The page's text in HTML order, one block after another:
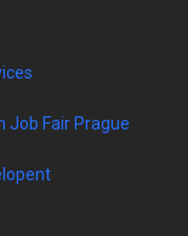
Job Fair Prague